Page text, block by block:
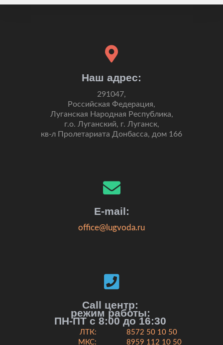
Наш адрес:
291047,
Российская Федерация,
Луганская Народная Республика,
г.о. Луганский, г. Луганск,
кв-л Пролетариата Донбасса, дом 166
E-mail:
office@lugvoda.ru
Call центр:
режим работы:
ПН-ПТ с 8:00 до 16:30
ЛТК:
МКС:
8572 50 10 50
8959 112 10 50